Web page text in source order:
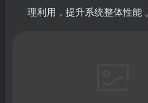
理利用，提升系统整体性能 。